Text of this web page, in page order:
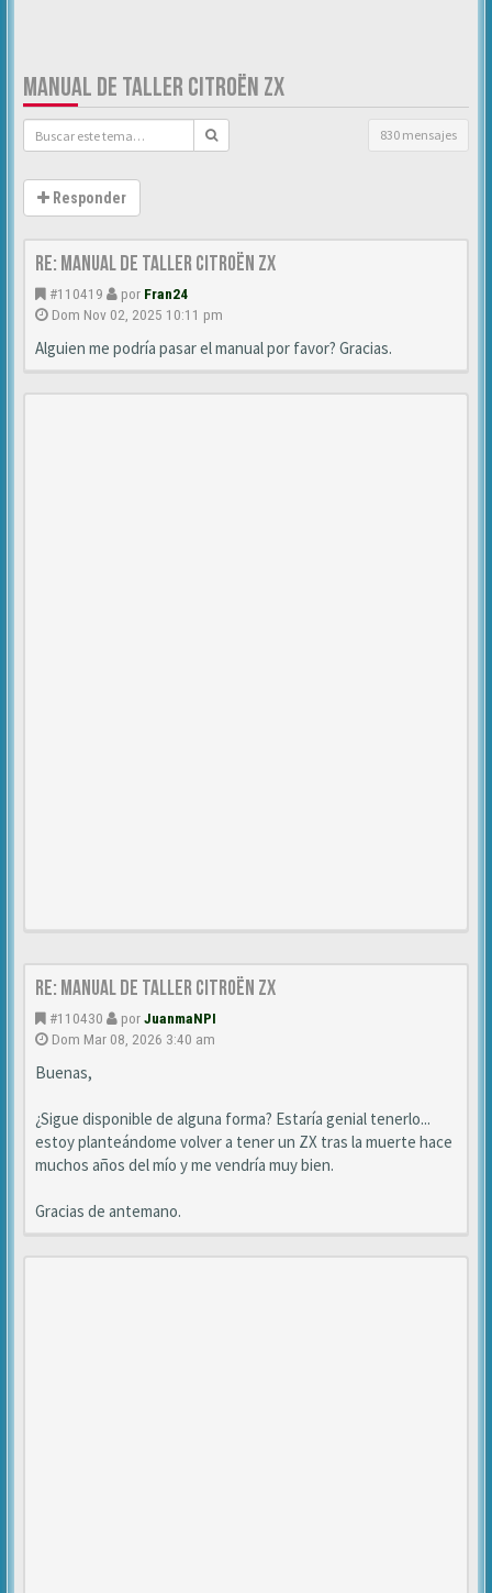
MANUAL DE TALLER CITROËN ZX
830 mensajes
Responder
Re: Manual de Taller Citroën ZX
#110419 por Fran24
Dom Nov 02, 2025 10:11 pm
Alguien me podría pasar el manual por favor? Gracias.
Re: Manual de Taller Citroën ZX
#110430 porJuanmaNPI
Dom Mar 08, 2026 3:40 am
Buenas,
¿Sigue disponible de alguna forma? Estaría genial tenerlo...
estoy planteándome volver a tener un ZX tras la muerte hace
muchos años del mío y me vendría muy bien.
Gracias de antemano.